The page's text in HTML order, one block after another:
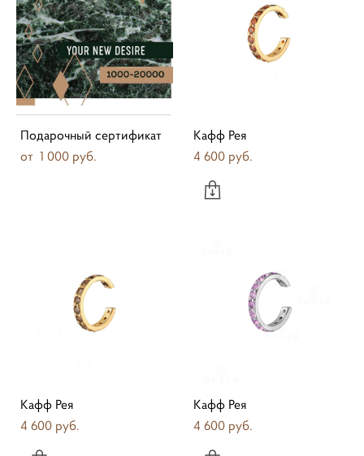
Подарочный сертификат
от 1 000 pуб.
Кафф Рея
4 600 pуб.
Кафф Рея
4 600 pуб.
Кафф Рея
4 600 pуб.